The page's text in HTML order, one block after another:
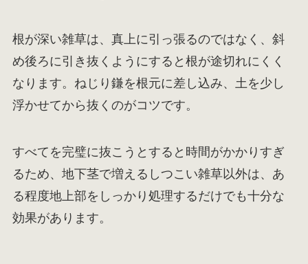
根が深い雑草は、真上に引っ張るのではなく、斜
め後ろに引き抜くようにすると根が途切れにくく
なります。ねじり鎌を根元に差し込み、土を少し
浮かせてから抜くのがコツです。
すべてを完璧に抜こうとすると時間がかかりすぎ
るため、地下茎で増えるしつこい雑草以外は、あ
る程度地上部をしっかり処理するだけでも十分な
効果があります。